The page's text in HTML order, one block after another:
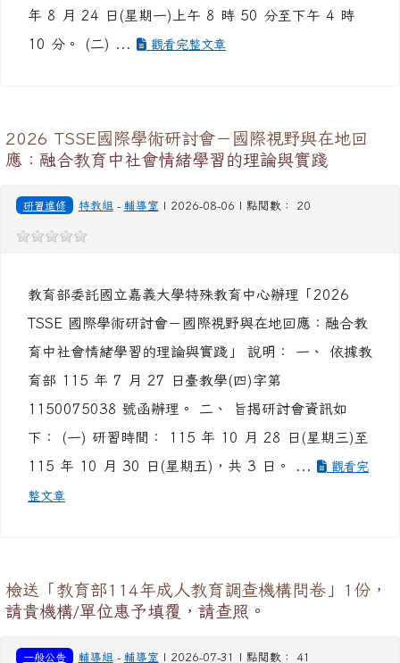
年 8 月 24 日(星期一)上午 8 時 50 分至下午 4 時
10 分。 (二) ...
觀看完整文章
2026 TSSE國際學術研討會－國際視野與在地回
應：融合教育中社會情緒學習的理論與實踐
研習進修 特教組 - 輔導室 | 2026-08-06 | 點閱數： 20
教育部委託國立嘉義大學特殊教育中心辦理「2026
TSSE 國際學術研討會－國際視野與在地回應：融合教
育中社會情緒學習的理論與實踐」 說明： 一、 依據教
育部 115 年 7 月 27 日臺教學(四)字第
1150075038 號函辦理。 二、 旨揭研討會資訊如
下： (一) 研習時間： 115 年 10 月 28 日(星期三)至
115 年 10 月 30 日(星期五)，共 3 日。 ...
觀看完
整文章
檢送「教育部114年成人教育調查機構問卷」1份，
請貴機構/單位惠予填覆，請查照。
一般公告 輔導組 - 輔導室 | 2026-07-31 | 點閱數： 41